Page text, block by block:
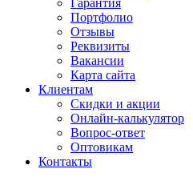
Гарантия
Портфолио
Отзывы
Реквизиты
Вакансии
Карта сайта
Клиентам
Скидки и акции
Онлайн-калькулятор
Вопрос-ответ
Оптовикам
Контакты